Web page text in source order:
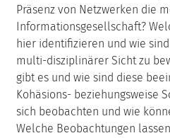
Präsenz von Netzwerken die
Informationsgesellschaft?
hier identifizieren und wie
multi-disziplinärer Sicht zu
gibt es und wie sind diese
Kohäsions- beziehungsweise
sich beobachten und wie
Welche Beobachtungen